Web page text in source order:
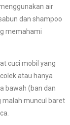
air
dan shampoo
memahami
cuci mobil yang
atau hanya
bawah (ban dan
malah muncul baret